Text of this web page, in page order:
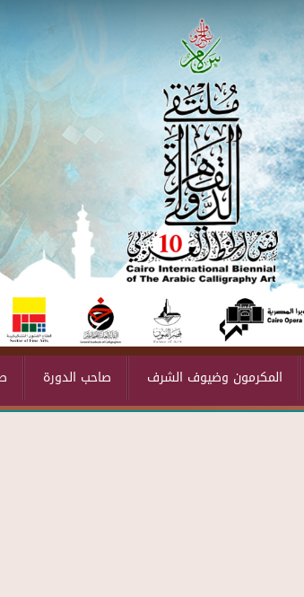
صاحب الدورة المكرمون وضيوف الشرف